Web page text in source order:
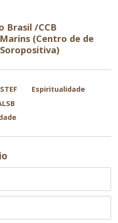
Brasil /CCB
(Centro de de
Espiritualidade